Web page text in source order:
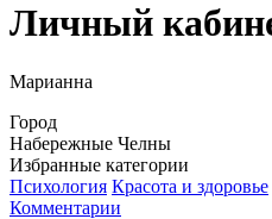
Личный
Марианна
Город
Набережные Челны
Избранные категории
Психология Красота и здоровье
Комментарии